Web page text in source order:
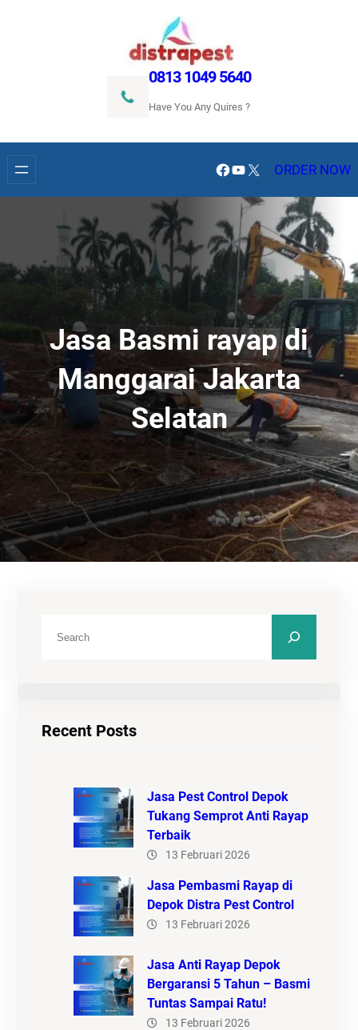
0813 1049 5640
Have You Any Quires ?
Facebook
YouTube
X ORDER NOW
Jasa Basmi rayap di
Manggarai Jakarta
Selatan
Recent Posts
Jasa Pest Control Depok
Tukang Semprot Anti Rayap
Terbaik
13 Februari 2026
Jasa Pembasmi Rayap di
Depok Distra Pest Control
13 Februari 2026
Jasa Anti Rayap Depok
Bergaransi 5 Tahun – Basmi
Tuntas Sampai Ratu!
13 Februari 2026